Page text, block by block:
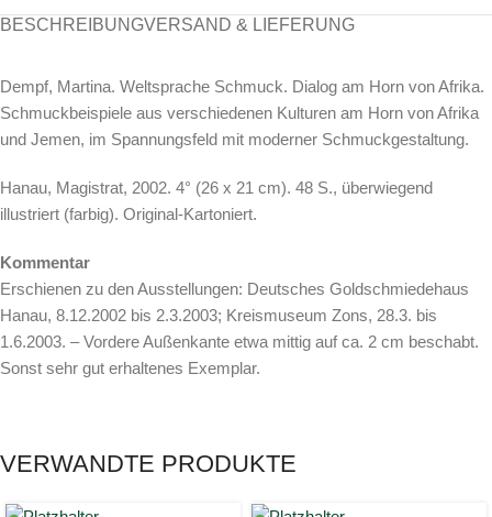
BESCHREIBUNGVERSAND & LIEFERUNG
Dempf, Martina. Weltsprache Schmuck. Dialog am Horn von Afrika.
Schmuckbeispiele aus verschiedenen Kulturen am Horn von Afrika
und Jemen, im Spannungsfeld mit moderner Schmuckgestaltung.
Hanau, Magistrat, 2002. 4° (26 x 21 cm). 48 S., überwiegend
illustriert (farbig). Original-Kartoniert.
Kommentar
Erschienen zu den Ausstellungen: Deutsches Goldschmiedehaus
Hanau, 8.12.2002 bis 2.3.2003; Kreismuseum Zons, 28.3. bis
1.6.2003. – Vordere Außenkante etwa mittig auf ca. 2 cm beschabt.
Sonst sehr gut erhaltenes Exemplar.
VERWANDTE PRODUKTE